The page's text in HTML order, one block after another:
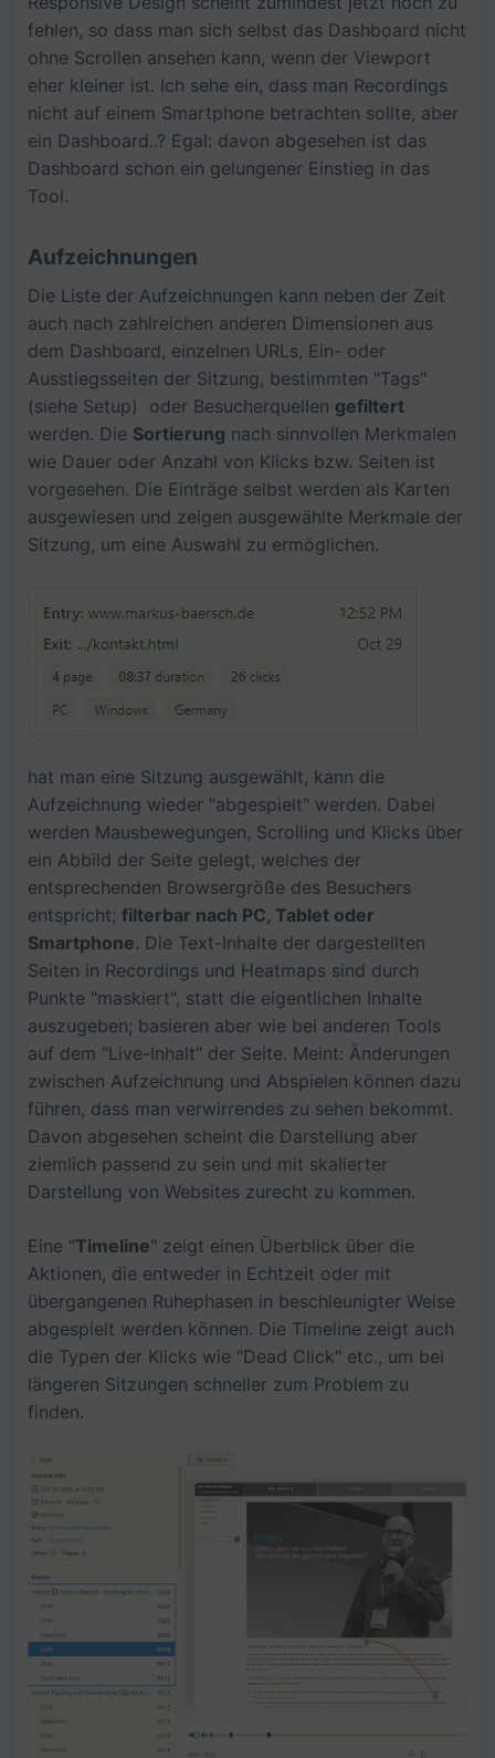
fehlen, so dass man sich selbst das Dashboard nicht
ohne Scrollen ansehen kann, wenn der Viewport
eher kleiner ist. Ich sehe ein, dass man Recordings
nicht auf einem Smartphone betrachten sollte, aber
ein Dashboard..? Egal: davon abgesehen ist das
Dashboard schon ein gelungener Einstieg in das
Tool.
Aufzeichnungen
Die Liste der Aufzeichnungen kann neben der Zeit
auch nach zahlreichen anderen Dimensionen aus
dem Dashboard, einzelnen URLs, Ein- oder
Ausstiegsseiten der Sitzung, bestimmten "Tags"
(siehe Setup) oder Besucherquellen gefiltert
werden. Die Sortierung nach sinnvollen Merkmalen
wie Dauer oder Anzahl von Klicks bzw. Seiten ist
vorgesehen. Die Einträge selbst werden als Karten
ausgewiesen und zeigen ausgewählte Merkmale der
Sitzung, um eine Auswahl zu ermöglichen.
hat man eine Sitzung ausgewählt, kann die
Aufzeichnung wieder "abgespielt" werden. Dabei
werden Mausbewegungen, Scrolling und Klicks über
ein Abbild der Seite gelegt, welches der
entsprechenden Browsergröße des Besuchers
entspricht; filterbar nach PC, Tablet oder
Smartphone. Die Text-Inhalte der dargestellten
Seiten in Recordings und Heatmaps sind durch
Punkte "maskiert", statt die eigentlichen Inhalte
auszugeben; basieren aber wie bei anderen Tools
auf dem "Live-Inhalt" der Seite. Meint: Änderungen
zwischen Aufzeichnung und Abspielen können dazu
führen, dass man verwirrendes zu sehen bekommt.
Davon abgesehen scheint die Darstellung aber
ziemlich passend zu sein und mit skalierter
Darstellung von Websites zurecht zu kommen.
Eine "Timeline" zeigt einen Überblick über die
Aktionen, die entweder in Echtzeit oder mit
übergangenen Ruhephasen in beschleunigter Weise
abgespielt werden können. Die Timeline zeigt auch
die Typen der Klicks wie "Dead Click" etc., um bei
längeren Sitzungen schneller zum Problem zu
finden.